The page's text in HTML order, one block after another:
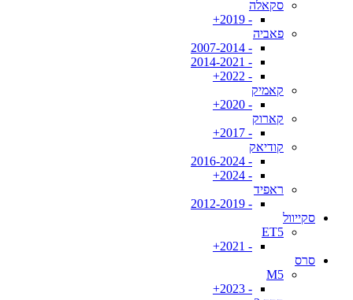
סקאלה
- 2019+
פאביה
- 2007-2014
- 2014-2021
- 2022+
קאמיק
- 2020+
קארוק
- 2017+
קודיאק
- 2016-2024
- 2024+
ראפיד
- 2012-2019
סקייוול
ET5
- 2021+
סרס
M5
- 2023+